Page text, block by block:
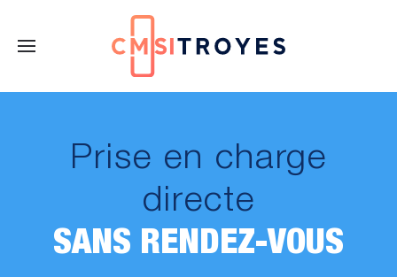
Prise en charge
directe
SANS RENDEZ-VOUS